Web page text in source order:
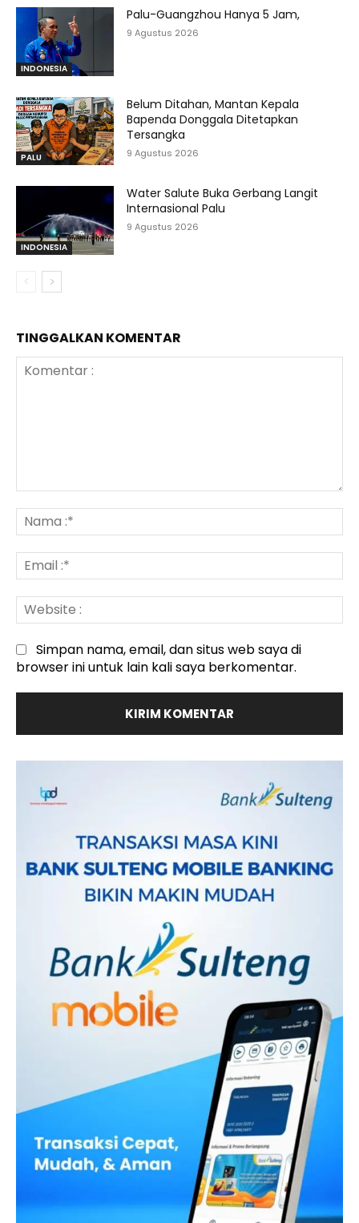
INDONESIA
Palu-Guangzhou Hanya 5 Jam,
9 Agustus 2026
PALU
Belum Ditahan, Mantan Kepala
Bapenda Donggala Ditetapkan
Tersangka
9 Agustus 2026
INDONESIA
Water Salute Buka Gerbang Langit
Internasional Palu
9 Agustus 2026
TINGGALKAN KOMENTAR
:*
:*
:
Simpan nama, email, dan situs web saya di
browser ini untuk lain kali saya berkomentar.